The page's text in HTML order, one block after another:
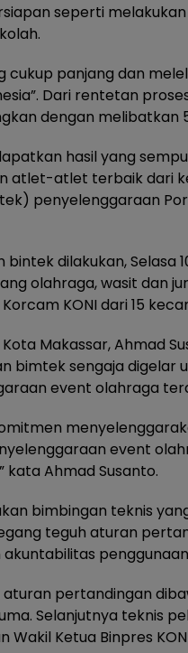
seperti
cukup panjang dan
Dari rentetan
dengan melibatkan
hasil yang
atlet-atlet terbaik dari
penyelenggaraan
bintek dilakukan, Selasa
olahraga, wasit dan
KONI dari 15
Kota Makassar, Ahmad
bimtek sengaja digelar
event olahraga
event
kata Ahmad Susanto.
bimbingan teknis
teguh aturan
akuntabilitas
pertandingan
Selanjutnya teknis
Wakil Ketua Binpres